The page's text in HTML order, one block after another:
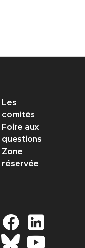
Les
comités
Foire aux
questions
Zone
réservée